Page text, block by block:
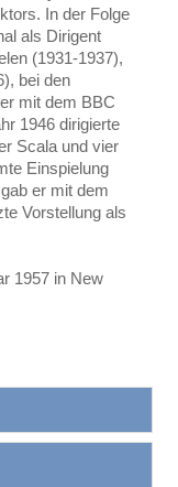
In der Folge
als Dirigent
(1931-1937),
bei den
mit dem BBC
1946 dirigierte
Scala und vier
Einspielung
er mit dem
Vorstellung als
1957 in New